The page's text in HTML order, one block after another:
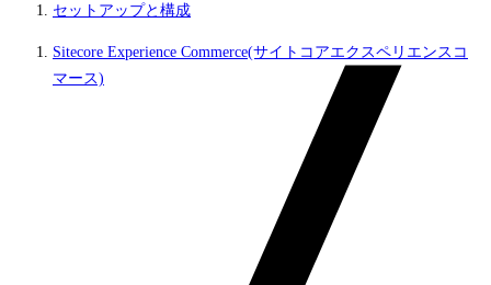
セットアップと構成
Sitecore Experience Commerce(サイトコアエクスペリエンスコ
マース)